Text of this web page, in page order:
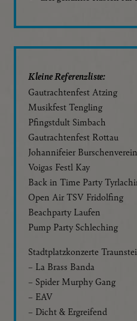
Kleine Referenzliste:
Gautrachtenfest Atzing
Musikfest Tengling
Pfingstdult Simbach
Gautrachtenfest Rottau
Johannifeier
Voigas Festl Kay
Back in Time Party
Open Air TSV Fridolfing
Beachparty Laufen
Pump Party Schleching
Stadtplatzkonzerte
– La Brass Banda
– Spider Murphy Gang
– EAV
– Dicht & Ergreifend